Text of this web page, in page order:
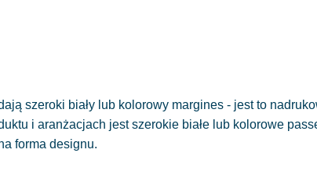
szeroki biały lub kolorowy margines - jest to
i aranżacjach jest szerokie białe lub kolorowe
forma designu.